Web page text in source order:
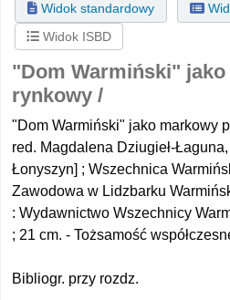
Widok standardowy
Widok ISBD
"Dom Warmiński"
rynkowy /
"Dom Warmiński" jako markowy
red. Magdalena Dziugieł-
Łonyszyn] ; Wszechnica
Zawodowa w Lidzbarku
: Wydawnictwo Wszechnicy
; 21 cm. - Tożsamość
Bibliogr. przy rozdz.